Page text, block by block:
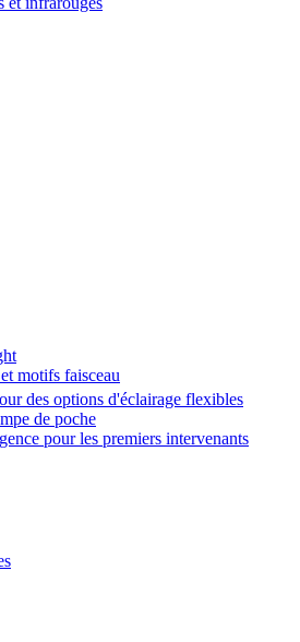
motifs faisceau
des options d'éclairage flexibles
de poche
pour les premiers intervenants